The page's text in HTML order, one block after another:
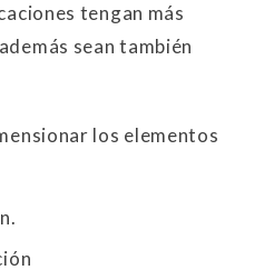
tengan más
sean también
los elementos